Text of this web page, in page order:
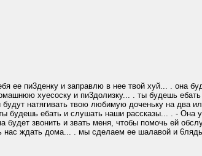
ее пи3денку и заправлю в нее твой xyй... . она
xyесоску и пи3долизку... . ты будешь
натягивать твою любимую доченьку на два
будешь eбать и слушать наши рассказы... . - Она
звонить и звать меня, чтобы помочь ей
нас ждать дома... . мы сделаем ее шалавой и